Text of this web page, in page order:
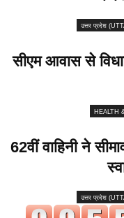
उत्तर प्रदेश
सीएम आवास से
HEALTH
62वीं वाहिनी ने
उत्तर प्रदेश